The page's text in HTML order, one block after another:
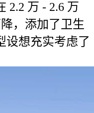
2.2 万 - 2.6 万
，添加了卫生
设想充实考虑了